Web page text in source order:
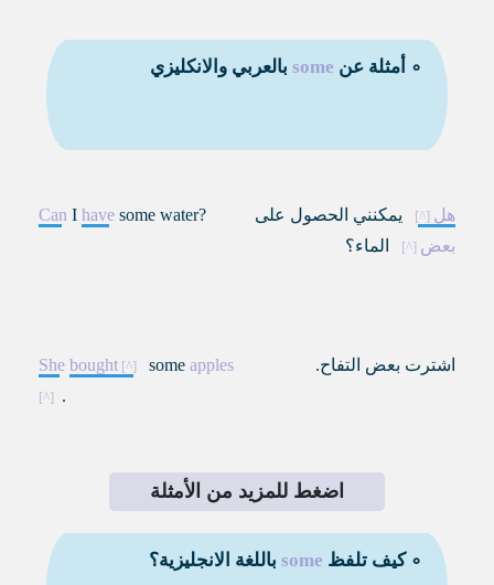
∘ أمثلة عن some بالعربي والانكليزي
هل
يمكنني الحصول على
بعض
الماء؟
Can I have some water?
اشترت بعض التفاح. She bought some apples
.
اضغط للمزيد من الأمثلة
∘ كيف تلفظ some باللغة الانجليزية؟